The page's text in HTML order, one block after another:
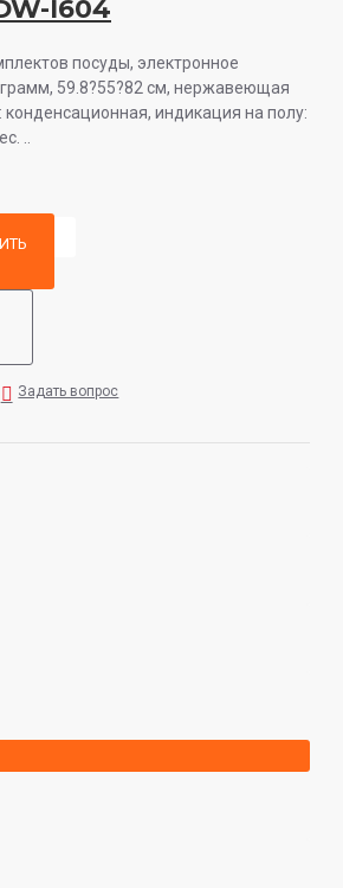
I604
посуды, электронное
59.8?55?82 см, нержавеющая
конденсационная, индикация на полу:
..
Задать вопрос